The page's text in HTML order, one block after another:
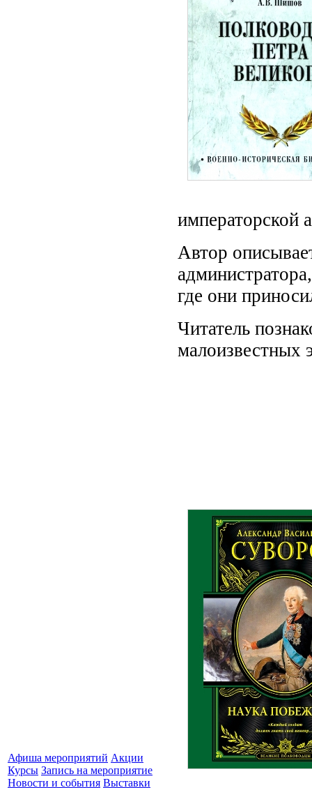
Афиша мероприятий Акции
Курсы Запись на мероприятие
Новости и события Выставки
императорской
Автор
где они
Читатель
малоизвестных